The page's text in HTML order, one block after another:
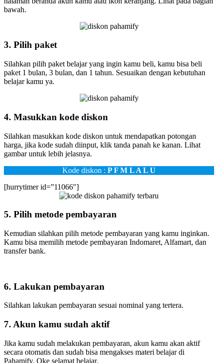
bawah.
3. Pilih paket
Silahkan pilih paket belajar yang ingin kamu beli, kamu bisa beli
paket 1 bulan, 3 bulan, dan 1 tahun. Sesuaikan dengan kebutuhan
belajar kamu ya.
4. Masukkan kode diskon
Silahkan masukkan kode diskon untuk mendapatkan potongan
harga, jika kode sudah diinput, klik tanda panah ke kanan. Lihat
gambar untuk lebih jelasnya.
Kode diskon : P F M L A L U
[hurrytimer id=”11066″]
5. Pilih metode pembayaran
Kemudian silahkan pilih metode pembayaran yang kamu inginkan.
Kamu bisa memilih metode pembayaran Indomaret, Alfamart, dan
transfer bank.
6. Lakukan pembayaran
Silahkan lakukan pembayaran sesuai nominal yang tertera.
7. Akun kamu sudah aktif
Jika kamu sudah melakukan pembayaran, akun kamu akan aktif
secara otomatis dan sudah bisa mengakses materi belajar di
Pahamify. Oke selamat belajar.